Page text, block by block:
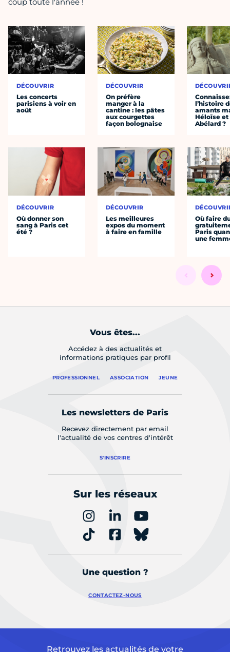
DÉCOUVRIR
Les concerts
parisiens à voir en
août
DÉCOUVRIR
Où donner son
sang à Paris cet
été ?
DÉCOUVRIR
On préfère
manger à la
cantine : les pâtes
aux courgettes
façon bolognaise
DÉCOUVRIR
Les meilleures
expos du moment
à faire en famille
l’histoire
amants
Héloïse et
Abélard ?
Où faire
Paris
une
Vous êtes...
Accédez à des actualités et
informations pratiques par profil
PROFESSIONNEL ASSOCIATION JEUNE
Les newsletters de Paris
Recevez directement par email
l'actualité de vos centres d'intérêt
S'INSCRIRE
Sur les réseaux
Une question ?
CONTACTEZ-NOUS
Retrouvez les actualités de votre